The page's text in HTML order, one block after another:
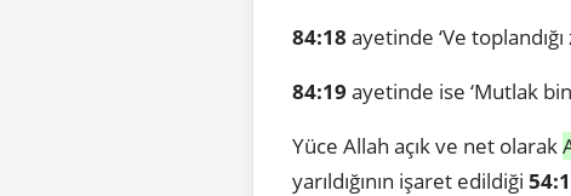
84:18 ayetinde ‘Ve
84:19 ayetinde ise ‘Mutlak
Yüce Allah açık ve net olarak
yarıldığının işaret edildiği 54:1